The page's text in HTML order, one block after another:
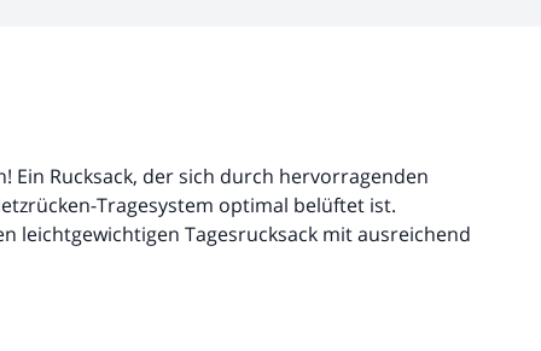
Rucksack, der sich durch hervorragenden
Tragesystem optimal belüftet ist.
leichtgewichtigen Tagesrucksack mit ausreichend